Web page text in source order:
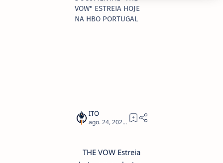
VOW" ESTREIA HOJE
NA HBO PORTUGAL
4
THE VOW Estreia